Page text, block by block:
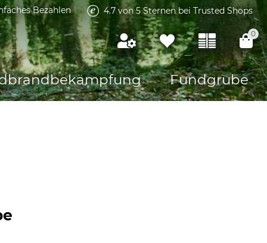
Bezahlen 4.7 von 5 Sternen bei Trusted Shops
0
Fundgrube